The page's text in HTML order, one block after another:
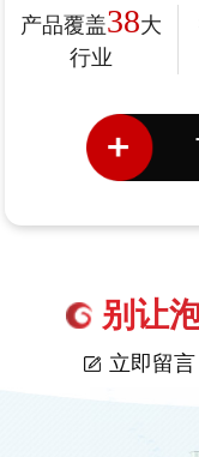
产品覆盖38大
行业
别让
立即留言